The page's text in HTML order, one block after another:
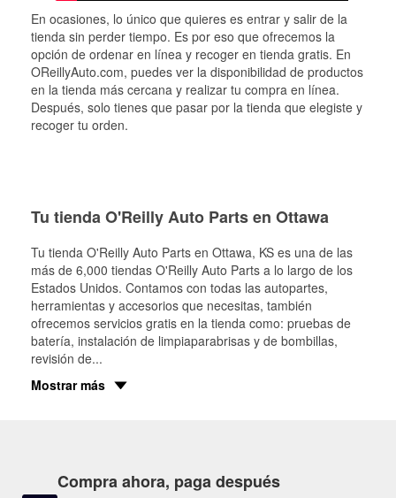
En ocasiones, lo único que quieres es entrar y salir de la
tienda sin perder tiempo. Es por eso que ofrecemos la
opción de ordenar en línea y recoger en tienda gratis. En
OReillyAuto.com, puedes ver la disponibilidad de productos
en la tienda más cercana y realizar tu compra en línea.
Después, solo tienes que pasar por la tienda que elegiste y
recoger tu orden.
Tu tienda O'Reilly Auto Parts en Ottawa
Tu tienda O'Reilly Auto Parts en Ottawa, KS es una de las
más de 6,000 tiendas O'Reilly Auto Parts a lo largo de los
Estados Unidos. Contamos con todas las autopartes,
herramientas y accesorios que necesitas, también
ofrecemos servicios gratis en la tienda como: pruebas de
batería, instalación de limpiaparabrisas y de bombillas,
revisión de...
Mostrar más
Compra ahora, paga después